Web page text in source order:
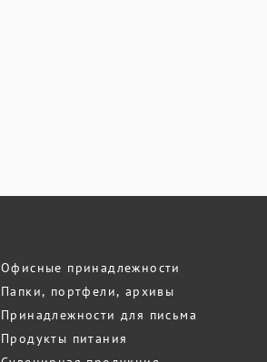
Офисные принадлежности
Папки, портфели, архивы
Принадлежности для письма
Продукты питания